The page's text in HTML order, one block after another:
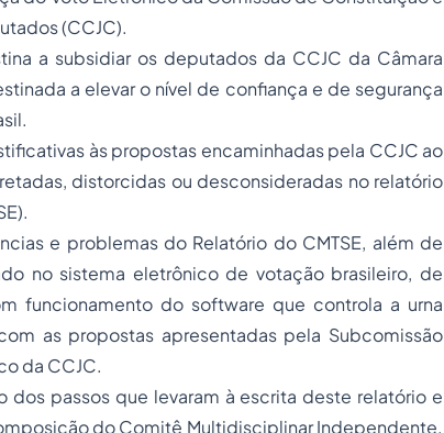
(CCJC).
a subsidiar os deputados da CCJC da Câmara
a elevar o nível de confiança e de segurança
às propostas encaminhadas pela CCJC ao
distorcidas ou desconsideradas no relatório
e problemas do Relatório do CMTSE, além de
no sistema eletrônico de votação brasileiro, de
funcionamento do software que controla a urna
as propostas apresentadas pela Subcomissão
da CCJC.
dos passos que levaram à escrita deste relatório e
doComitê Multidisciplinar Independente.